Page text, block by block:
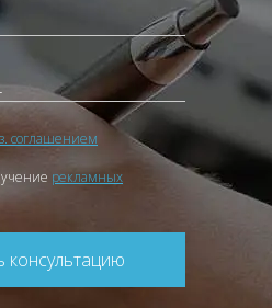
соглашением
рекламных
консультацию